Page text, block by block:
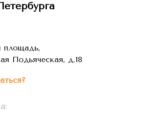
площадь,
Подьяческая, д.18